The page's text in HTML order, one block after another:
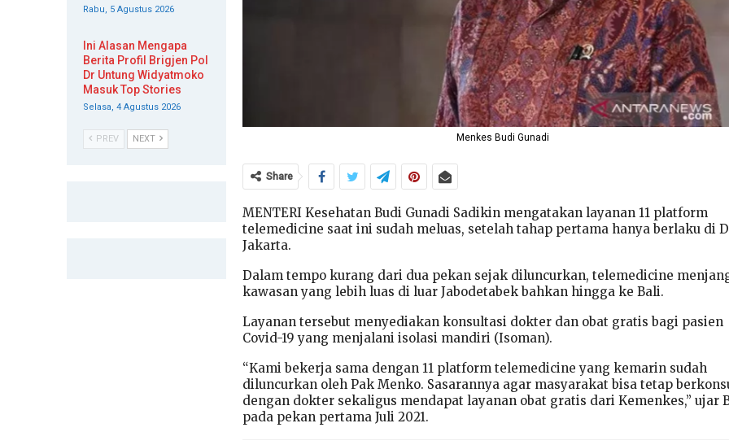
Menkes Budi Gunadi
Share
MENTERI Kesehatan Budi Gunadi Sadikin mengatakan layanan 11 platform
telemedicine saat ini sudah meluas, setelah tahap pertama hanya berlaku di
Jakarta.
Dalam tempo kurang dari dua pekan sejak diluncurkan, telemedicine
kawasan yang lebih luas di luar Jabodetabek bahkan hingga ke Bali.
Layanan tersebut menyediakan konsultasi dokter dan obat gratis bagi pasien
Covid-19 yang menjalani isolasi mandiri (Isoman).
“Kami bekerja sama dengan 11 platform telemedicine yang kemarin sudah
diluncurkan oleh Pak Menko. Sasarannya agar masyarakat bisa tetap
dengan dokter sekaligus mendapat layanan obat gratis dari Kemenkes,” ujar
pada pekan pertama Juli 2021.
Rabu, 5 Agustus 2026
Ini Alasan Mengapa
Berita Profil Brigjen Pol
Dr Untung Widyatmoko
Masuk Top Stories
Selasa, 4 Agustus 2026
PREV NEXT